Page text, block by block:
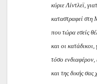
κύριε Λίντλεϊ,
καταστραφεί στη
που τώρα εσείς
και οι
τόσο ενδιαφέρον,
και της δικής